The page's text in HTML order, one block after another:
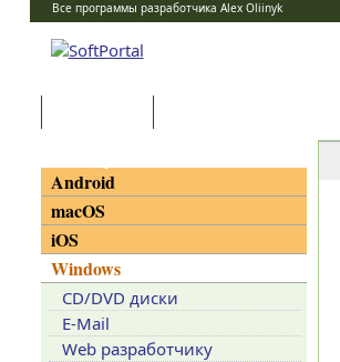
Все программы разработчика Alex Oliinyk
Android
macOS
iOS
Windows
CD/DVD диски
E-Mail
Web разработчику